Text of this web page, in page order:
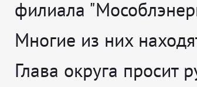
филиала
Многие из них
Глава округа просит